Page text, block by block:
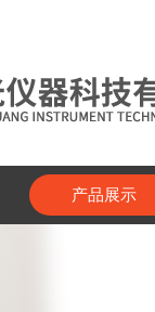
产品展示